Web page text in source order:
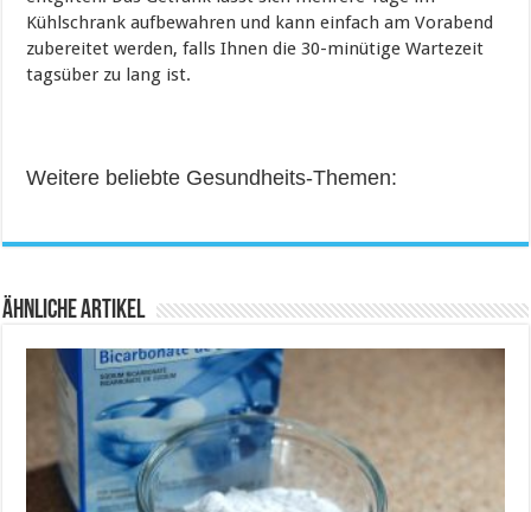
Kühlschrank aufbewahren und kann einfach am Vorabend
zubereitet werden, falls Ihnen die 30-minütige Wartezeit
tagsüber zu lang ist.
Weitere beliebte Gesundheits-Themen:
Ähnliche Artikel